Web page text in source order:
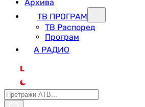
Архива
ТВ ПРОГРАМ
ТВ Распоред
Програм
А РАДИО
L